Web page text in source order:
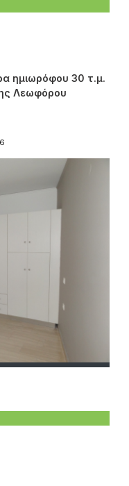
ημιωρόφου 30 τ.μ.
Λεωφόρου